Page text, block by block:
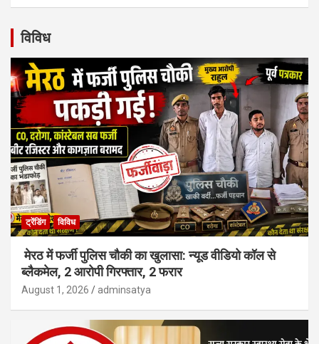
विविध
ट्रेंडिंग विविध
मेरठ में फर्जी पुलिस चौकी का खुलासा: न्यूड वीडियो कॉल से
ब्लैकमेल, 2 आरोपी गिरफ्तार, 2 फरार
August 1, 2026 adminsatya